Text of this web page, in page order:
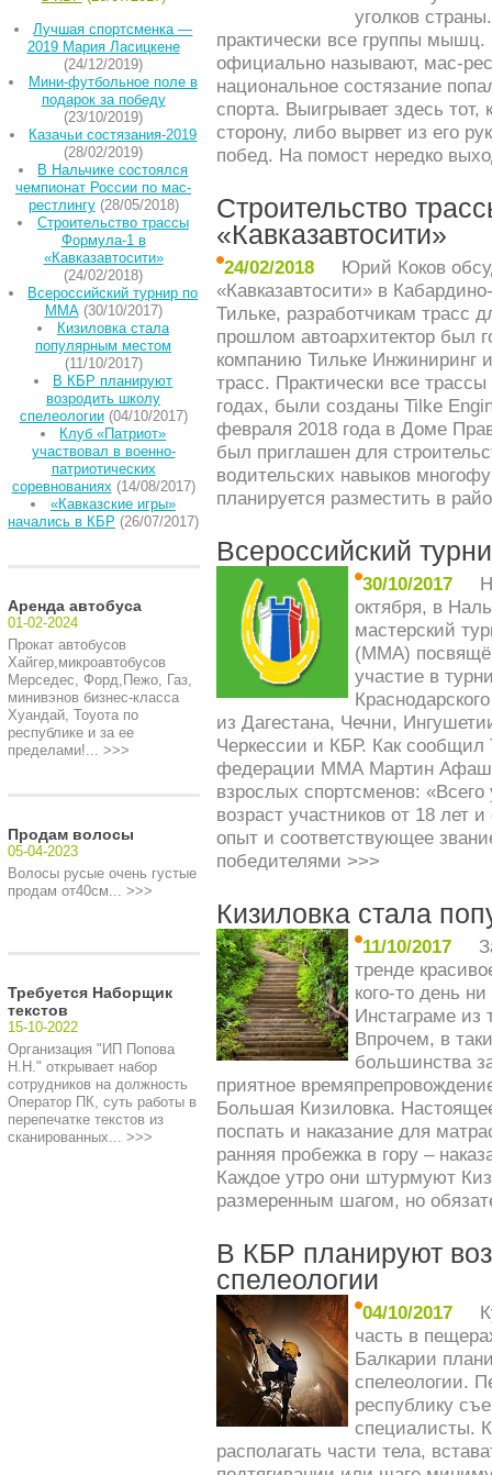
Лучшая спортсменка —
2019 Мария Ласицкене
(24/12/2019)
Мини-футбольное поле в
подарок за победу
(23/10/2019)
Казачьи состязания-2019
(28/02/2019)
В Нальчике состоялся
чемпионат России по мас-
рестлингу(28/05/2018)
Строительство трассы
Формула-1 в
«Кавказавтосити»
(24/02/2018)
Всероссийский турнир по
ММА(30/10/2017)
Кизиловка стала
популярным местом
(11/10/2017)
В КБР планируют
возродить школу
спелеологии(04/10/2017)
Клуб «Патриот»
участвовал в военно-
патриотических
соревнованиях(14/08/2017)
«Кавказские игры»
начались в КБР (26/07/2017)
Аренда автобуса
01-02-2024
Прокат автобусов
Хайгер,микроавтобусов
Мерседес, Форд,Пежо, Газ,
минивэнов бизнес-класса
Хуандай, Тоуота по
республике и за ее
пределами!... >>>
Продам волосы
05-04-2023
Волосы русые очень густые
продам от40см... >>>
Требуется Наборщик
текстов
15-10-2022
Организация "ИП Попова
Н.Н." открывает набор
сотрудников на должность
Оператор ПК, суть работы в
перепечатке текстов из
сканированных... >>>
уголков
практически все группы мышц.
официально называют, мас-
национальное состязание
спорта. Выигрывает здесь тот,
сторону, либо вырвет из его
побед. На помост нередко
Строительство
«Кавказавтосити»
24/02/2018
Юрий Коков
«Кавказавтосити» в
Тильке, разработчикам трасс
прошлом автоархитектор был
компанию Тильке Инжиниринг
трасс. Практически все
годах, были созданы Tilke
февраля 2018 года в Доме
был приглашен для
водительских навыков
планируется разместить в
Всероссийский
30/10/2017
октября, в
мастерский
(ММА)
участие в
из Дагестана, Чечни,
Черкессии и КБР. Как сообщил
федерации ММА Мартин
взрослых спортсменов:
возраст участников от 18 лет
опыт и соответствующее
победителями >>>
Кизиловка стала
11/10/2017
тренде
кого-то день
Инстаграме из
Впрочем, в
большинства
приятное
Большая Кизиловка.
поспать и наказание для
ранняя пробежка в гору –
Каждое утро они штурмуют
размеренным шагом, но
В КБР планируют
спелеологии
04/10/2017
часть в
Балкарии
спелеологии.
республику
специалисты.
располагать части тела,